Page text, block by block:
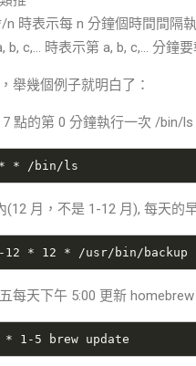
n 時表示每 n 分鐘個時間間隔
b, c,… 時表示第 a, b, c,… 分鐘
舉幾個例子就明白了：
點的第 0 分鐘執行一次 /bin/ls
(12 月，不是 1-12 月), 每天的
每天下午 5:00 更新 homebrew